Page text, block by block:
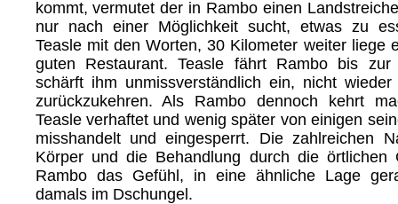
kommt, vermutet der in Rambo einen
nur nach einer Möglichkeit sucht, etwas zu
Teasle mit den Worten, 30 Kilometer weiter liege
guten Restaurant. Teasle fährt Rambo bis zur
schärft ihm unmissverständlich ein, nicht
zurückzukehren. Als Rambo dennoch kehrt
Teasle verhaftet und wenig später von einigen
misshandelt und eingesperrt. Die zahlreichen
Körper und die Behandlung durch die örtlichen
Rambo das Gefühl, in eine ähnliche Lage
damals im Dschungel.